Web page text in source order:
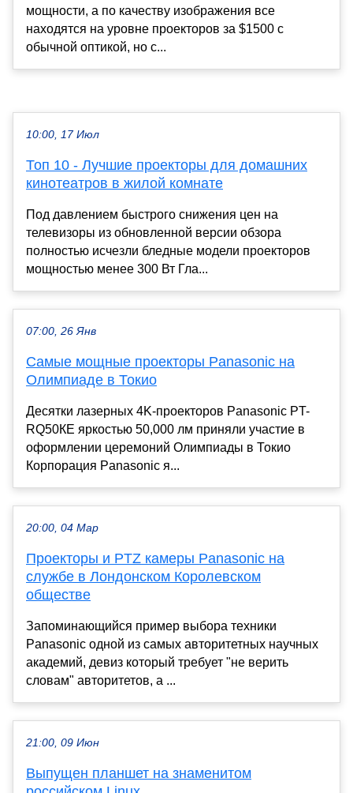
мощности, а по качеству изображения все
находятся на уровне проекторов за $1500 с
обычной оптикой, но с...
10:00, 17 Июл
Топ 10 - Лучшие проекторы для домашних
кинотеатров в жилой комнате
Под давлением быстрого снижения цен на
телевизоры из обновленной версии обзора
полностью исчезли бледные модели проекторов
мощностью менее 300 Вт Гла...
07:00, 26 Янв
Самые мощные проекторы Panasonic на
Олимпиаде в Токио
Десятки лазерных 4K-проекторов Panasonic PT-
RQ50КЕ яркостью 50,000 лм приняли участие в
оформлении церемоний Олимпиады в Токио
Корпорация Panasonic я...
20:00, 04 Мар
Проекторы и PTZ камеры Panasonic на
службе в Лондонском Королевском
обществе
Запоминающийся пример выбора техники
Panasonic одной из самых авторитетных научных
академий, девиз который требует "не верить
словам" авторитетов, а ...
21:00, 09 Июн
Выпущен планшет на знаменитом